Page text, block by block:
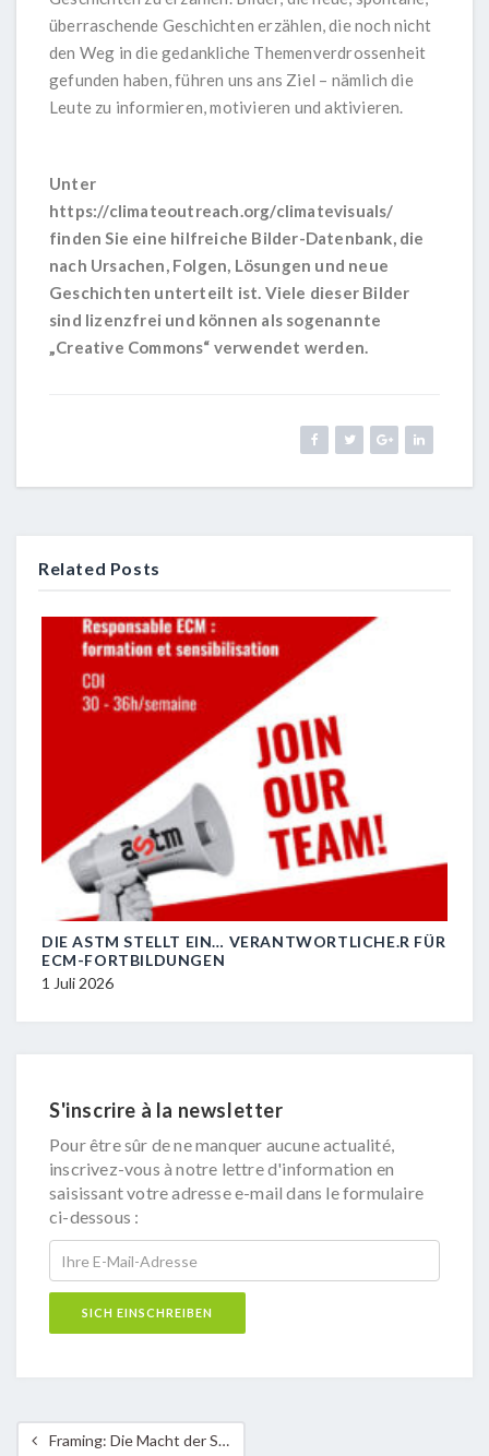
überraschende Geschichten erzählen, die noch nicht
den Weg in die gedankliche Themenverdrossenheit
gefunden haben, führen uns ans Ziel – nämlich die
Leute zu informieren, motivieren und aktivieren.
Unter
https://climateoutreach.org/climatevisuals/
finden Sie eine hilfreiche Bilder-Datenbank, die
nach Ursachen, Folgen, Lösungen und neue
Geschichten unterteilt ist. Viele dieser Bilder
sind lizenzfrei und können als sogenannte
„Creative Commons“ verwendet werden.
Related Posts
DIE ASTM STELLT EIN… VERANTWORTLICHE.R FÜR
ECM-FORTBILDUNGEN
1 Juli 2026
S'inscrire à la newsletter
Pour être sûr de ne manquer aucune actualité,
inscrivez-vous à notre lettre d'information en
saisissant votre adresse e-mail dans le formulaire
ci-dessous :
Framing: Die Macht der Sprache